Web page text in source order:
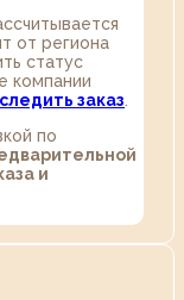
от региона
статус
компании
заказ
по
и